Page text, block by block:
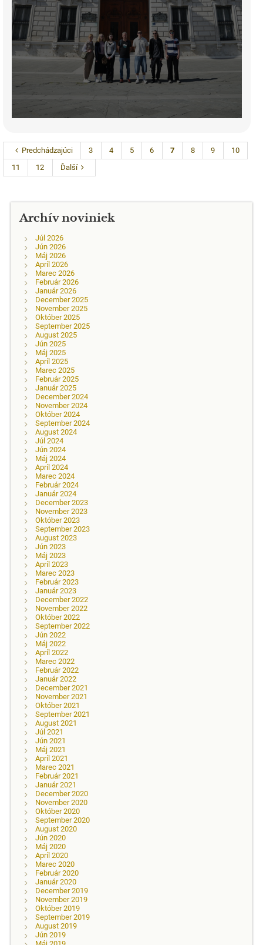
Predchádzajúci 3 4 5 6 7 8 9
10
11
12 Ďalší
Archív noviniek
Júl 2026
Jún 2026
Máj 2026
Apríl 2026
Marec 2026
Február 2026
Január 2026
December 2025
November 2025
Október 2025
September 2025
August 2025
Jún 2025
Máj 2025
Apríl 2025
Marec 2025
Február 2025
Január 2025
December 2024
November 2024
Október 2024
September 2024
August 2024
Júl 2024
Jún 2024
Máj 2024
Apríl 2024
Marec 2024
Február 2024
Január 2024
December 2023
November 2023
Október 2023
September 2023
August 2023
Jún 2023
Máj 2023
Apríl 2023
Marec 2023
Február 2023
Január 2023
December 2022
November 2022
Október 2022
September 2022
Jún 2022
Máj 2022
Apríl 2022
Marec 2022
Február 2022
Január 2022
December 2021
November 2021
Október 2021
September 2021
August 2021
Júl 2021
Jún 2021
Máj 2021
Apríl 2021
Marec 2021
Február 2021
Január 2021
December 2020
November 2020
Október 2020
September 2020
August 2020
Jún 2020
Máj 2020
Apríl 2020
Marec 2020
Február 2020
Január 2020
December 2019
November 2019
Október 2019
September 2019
August 2019
Jún 2019